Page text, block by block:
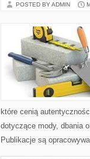
POSTED BY ADMIN
które cenią
dotyczące mody, dbania
Publikacje są